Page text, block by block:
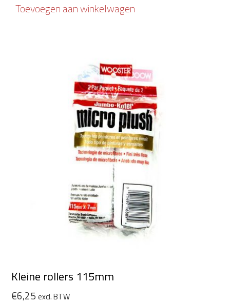
Toevoegen aan winkelwagen
Kleine rollers 115mm
€6,25 excl. BTW